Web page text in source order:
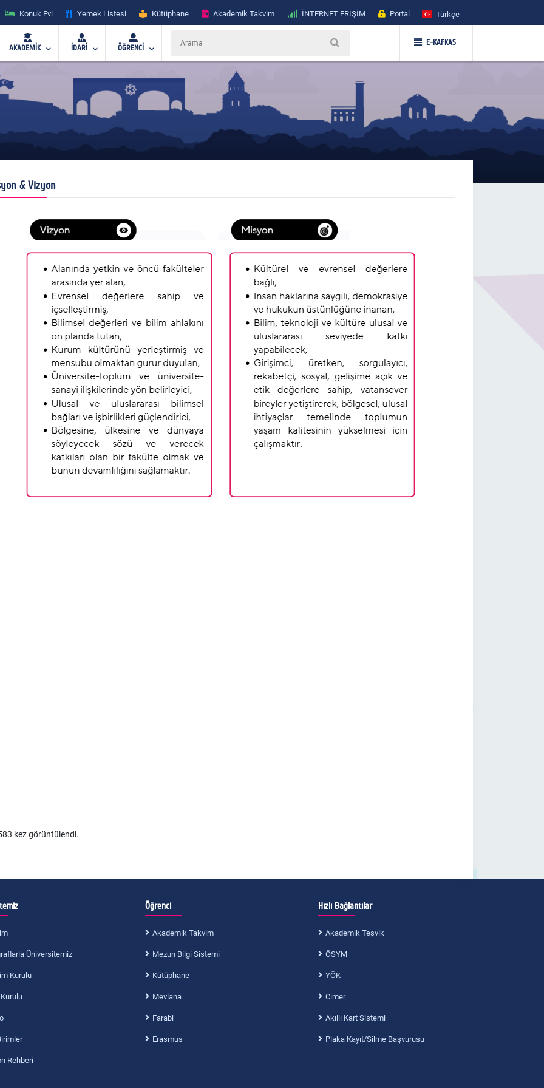
Konuk Evi Yemek Listesi Kütüphane Akademik Takvim İNTERNET ERİŞİM Portal Türkçe
AKADEMİK İDARİ ÖĞRENCİ
E-KAFKAS
& Vizyon
kez görüntülendi.
Üniversitemiz
Kurulu
Rehberi
Öğrenci
Akademik Takvim
Mezun Bilgi Sistemi
Kütüphane
Mevlana
Farabi
Erasmus
Hızlı Bağlantılar
Akademik Teşvik
ÖSYM
YÖK
Cimer
Akıllı Kart Sistemi
Plaka Kayıt/Silme Başvurusu